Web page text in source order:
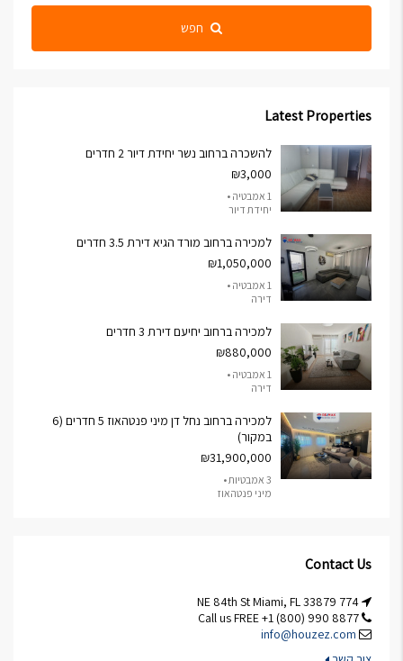
חפש
Latest Properties
להשכרה ברחוב נשר יחידת דיור 2 חדרים
₪3,000
1 אמבטיה •
יחידת דיור
למכירה ברחוב מורד הגיא דירת 3.5 חדרים
₪1,050,000
1 אמבטיה •
דירה
למכירה ברחוב יחיעם דירת 3 חדרים
₪880,000
1 אמבטיה •
דירה
למכירה ברחוב נחל דן מיני פנטהאוז 5 חדרים (6
במקור)
₪31,900,000
3 אמבטיות •
מיני פנטהאוז
Contact Us
info@houzez.com